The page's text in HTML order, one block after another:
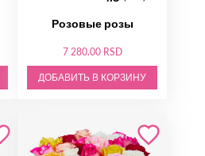
Розовые розы
7 280.00 RSD
ДОБАВИТЬ В КОРЗИНУ